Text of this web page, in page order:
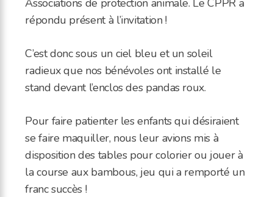
répondu présent à l’invitation !
C’est donc sous un ciel bleu et un soleil
radieux que nos bénévoles ont installé le
stand devant l’enclos des pandas roux.
Pour faire patienter les enfants qui désiraient
se faire maquiller, nous leur avions mis à
disposition des tables pour colorier ou jouer à
la course aux bambous, jeu qui a remporté un
franc succès !